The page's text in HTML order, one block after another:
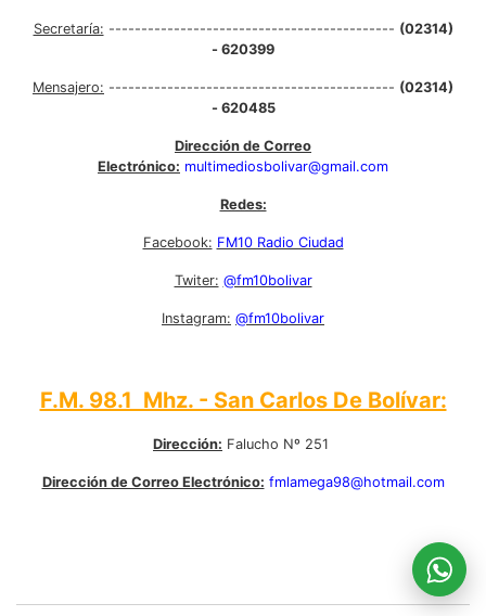
Secretaría: -------------------------------------------- (02314)
- 620399
Mensajero: -------------------------------------------- (02314)
- 620485
Dirección de Correo
Electrónico: multimediosbolivar@gmail.com
Redes:
Facebook: FM10 Radio Ciudad
Twiter: @fm10bolivar
Instagram: @fm10bolivar
F.M. 98.1 Mhz. - San Carlos De Bolívar:
Dirección: Falucho Nº 251
Dirección de Correo Electrónico: fmlamega98@hotmail.com